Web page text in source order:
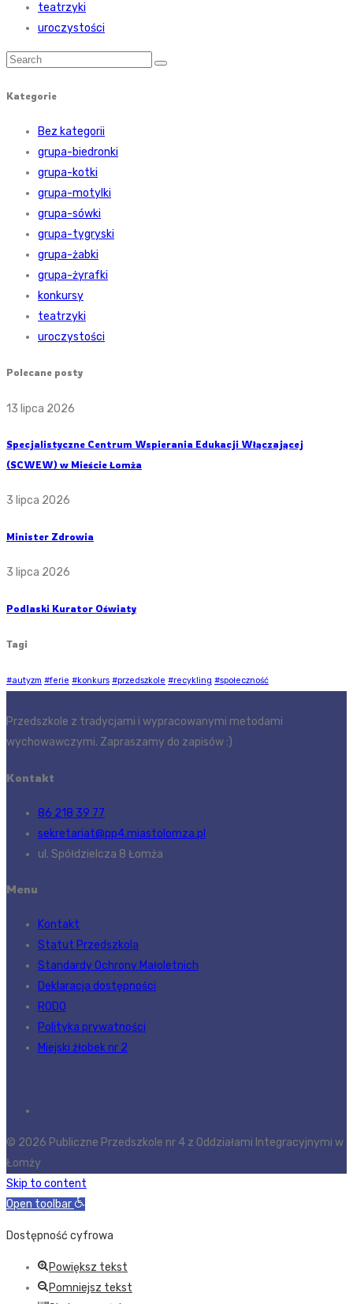
teatrzyki
uroczystości
Kategorie
Bez kategorii
grupa-biedronki
grupa-kotki
grupa-motylki
grupa-sówki
grupa-tygryski
grupa-żabki
grupa-żyrafki
konkursy
teatrzyki
uroczystości
Polecane posty
13 lipca 2026
Specjalistyczne Centrum Wspierania Edukacji Włączającej
(SCWEW) w Mieście Łomża
3 lipca 2026
Minister Zdrowia
3 lipca 2026
Podlaski Kurator Oświaty
Tagi
#autyzm #ferie #konkurs #przedszkole #recykling #społeczność
Przedszkole z tradycjami i wypracowanymi metodami
wychowawczymi. Zapraszamy do zapisów :)
Kontakt
86 218 39 77
sekretariat@pp4.miastolomza.pl
ul. Spółdzielcza 8 Łomża
Menu
Kontakt
Statut Przedszkola
Standardy Ochrony Małoletnich
Deklaracja dostępności
RODO
Polityka prywatności
Miejski żłobek nr 2
© 2026 Publiczne Przedszkole nr 4 z Oddziałami Integracyjnymi w
Łomży
Skip to content
Open toolbar
Dostępność cyfrowa
Powiększ tekst
Pomniejsz tekst